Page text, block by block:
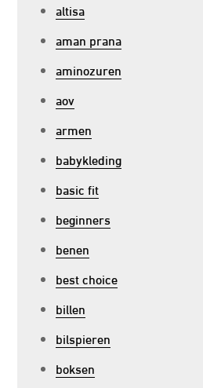
altisa
aman prana
aminozuren
aov
armen
babykleding
basic fit
beginners
benen
best choice
billen
bilspieren
boksen